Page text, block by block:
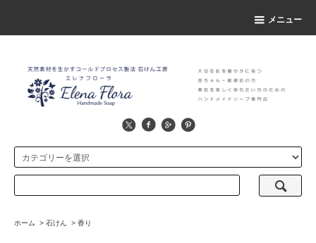
メニュー
ホーム > 石けん > 香り